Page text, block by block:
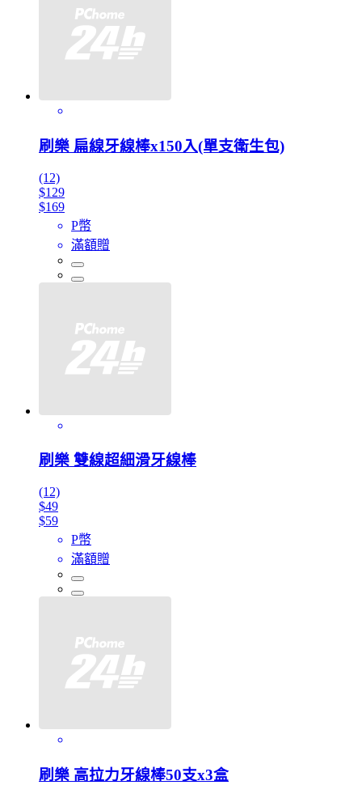
刷樂 扁線牙線棒x150入(單支衛生包)
(12)
$129
$169
P幣
滿額贈
刷樂 雙線超細滑牙線棒
(12)
$49
$59
P幣
滿額贈
刷樂 高拉力牙線棒50支x3盒